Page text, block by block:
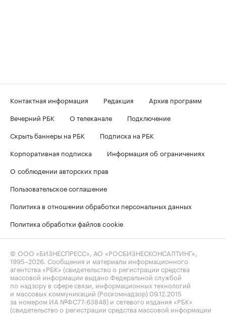
Контактная информация Редакция
Архив программ
Вечерний РБК
О телеканале
Подключение
Скрыть баннеры на РБК
Подписка на РБК
Корпоративная подписка
Информация об ограничениях
О соблюдении авторских прав
Пользовательское соглашение
Политика в отношении обработки персональных данных
Политика обработки файлов cookie
© ООО «БИЗНЕСПРЕСС», АО «РОСБИЗНЕСКОНСАЛТИНГ»,
1995–2026 . Сообщения и материалы информационного
агентства «РБК» (свидетельство о регистрации средства
массовой информации выдано Федеральной службой
по надзору в сфере связи, информационных технологий
и массовых коммуникаций (Роскомнадзор) 09.12.2015
за номером ИА №ФС77-63848) и сетевого издания «РБК»
(свидетельство о регистрации средства массовой информации